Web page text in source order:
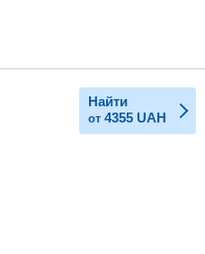
Найти
от 4355 UAH